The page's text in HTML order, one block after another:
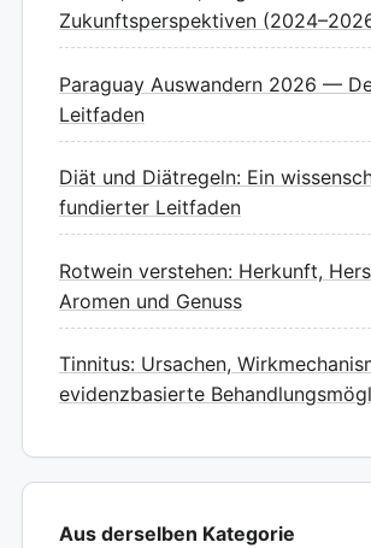
Zukunftsperspektiven
Paraguay Auswandern 2026 —
Leitfaden
Diät und Diätregeln: Ein
fundierter Leitfaden
Rotwein verstehen: Herkunft,
Aromen und Genuss
Tinnitus: Ursachen,
evidenzbasierte
Aus derselben Kategorie